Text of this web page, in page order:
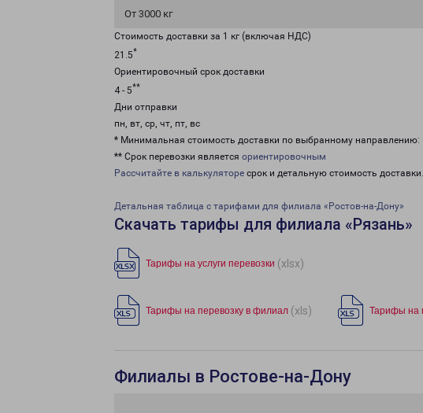
От 3000 кг
Стоимость доставки за 1 кг (включая НДС)
21.5*
Ориентировочный срок доставки
4 - 5**
Дни отправки
пн, вт, ср, чт, пт, вс
* Минимальная стоимость доставки по выбранному направлению:
** Срок перевозки является ориентировочным
Рассчитайте в калькуляторе срок и детальную стоимость доставки.
Детальная таблица с тарифами для филиала «Ростов-на-Дону»
Скачать тарифы для филиала «Рязань»
Тарифы на услуги перевозки (xlsx)
Тарифы на перевозку в филиал (xls) Тарифы на
Филиалы в Ростове-на-Дону